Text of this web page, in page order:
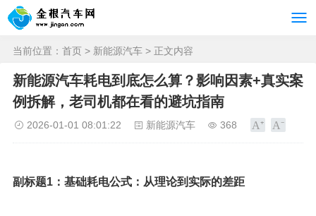
当前位置： 首页 > 新能源汽车 > 正文内容
新能源汽车耗电到底怎么算？影响因素+真实案
例拆解，老司机都在看的避坑指南
2026-01-01 08:01:22 新能源汽车 368
副标题1：基础耗电公式：从理论到实际的差距